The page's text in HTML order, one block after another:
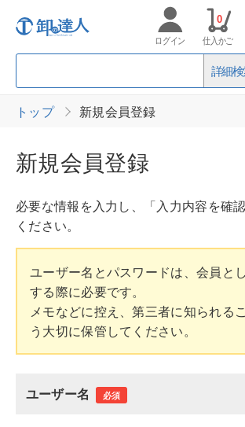
詳細
ログイン 仕入かご
0
トップ 新規会員登録
新規会員登録
必要な情報を入力し、「入力内容を確
ください。
ユーザー名とパスワードは、会員と
する際に必要です。
メモなどに控え、第三者に知られる
う大切に保管してください。
ユーザー名 必須